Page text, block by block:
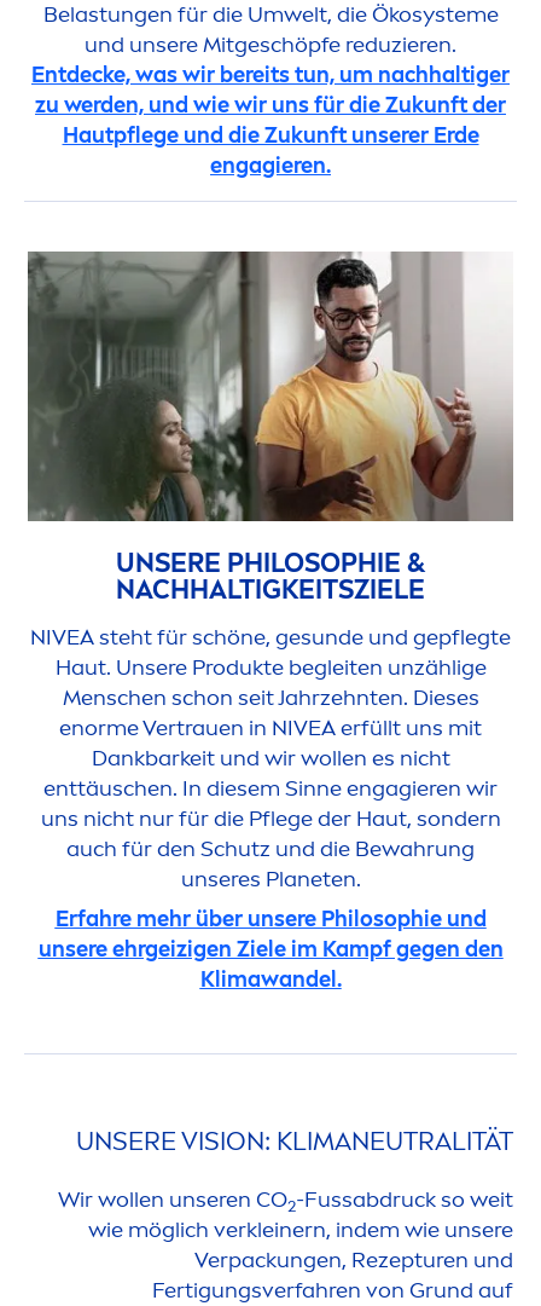
Belastungen für die Umwelt, die Ökosysteme
und unsere Mitgeschöpfe reduzieren.
Entdecke, was wir bereits tun, um nachhaltiger
zu werden, und wie wir uns für die Zukunft der
Hautpflege und die Zukunft unserer Erde
engagieren.
UNSERE PHILOSOPHIE &
NACHHALTIGKEITSZIELE
NIVEAsteht für schöne, gesunde und gepflegte
Haut. Unsere Produkte begleiten unzählige
Menschen schon seit Jahrzehnten. Dieses
enorme Vertrauen in NIVEAerfüllt uns mit
Dankbarkeit und wir wollen es nicht
enttäuschen. In diesem Sinne engagieren wir
uns nicht nur für die Pflege der Haut, sondern
auch für den Schutz und die Bewahrung
unseres Planeten.
Erfahre mehr über unsere Philosophie und
unsere ehrgeizigen Ziele im Kampf gegen den
Klimawandel.
UNSERE VISION: KLIMANEUTRALITÄT
Wir wollen unseren CO2-Fussabdruck so weit
wie möglich verkleinern, indem wie unsere
Verpackungen, Rezepturen und
Fertigungsverfahren von Grund auf